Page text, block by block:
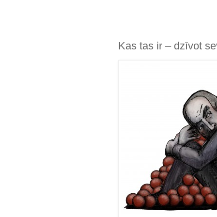
Kas tas ir – dzīvot